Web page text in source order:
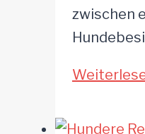
zwischen